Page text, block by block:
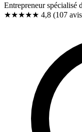
Entrepreneur spécialisé
★★★★★ 4,8 (107